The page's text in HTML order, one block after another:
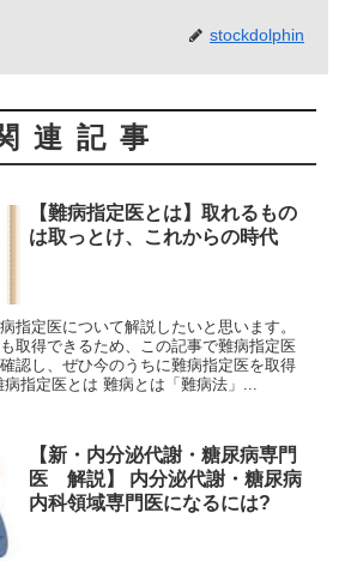
stockdolphin
連記事
【難病指定医とは】取れるもの
は取っとけ、これからの時代
指定医について解説したいと思います。
取得できるため、この記事で難病指定医
認し、ぜひ今のうちに難病指定医を取得
指定医とは 難病とは「難病法」...
【新・内分泌代謝・糖尿病専門
医 解説】 内分泌代謝・糖尿病
内科領域専門医になるには?